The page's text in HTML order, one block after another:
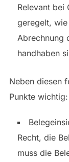
Relevant bei
geregelt,
Abrechnung
handhaben
Neben diesen
Punkte wichtig:
Recht, die
muss die